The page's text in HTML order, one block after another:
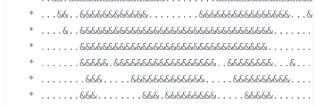
*
*
*
*
*
*